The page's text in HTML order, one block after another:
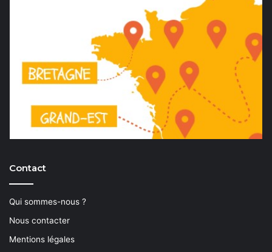
Contact
Qui sommes-nous ?
Nous contacter
Mentions légales